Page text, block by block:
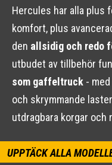
Hercules har alla plus
komfort, plus
den allsidig och redo
utbudet av tillbehör
som gaffeltruck -
och skrymmande
utdragbara korgar och
UPPTÄCK ALLA